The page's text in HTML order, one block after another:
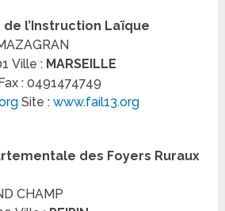
l’Instruction Laïque
Ville : MARSEILLE
: 0491474749
Site :www.fail13.org
des Foyers Ruraux
CHAMP